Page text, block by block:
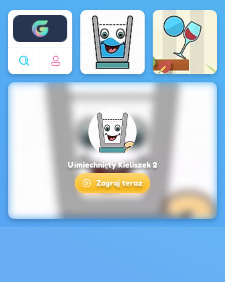
Enjoy4fun
Uśmiechnięty Kieliszek 2
Zagraj teraz